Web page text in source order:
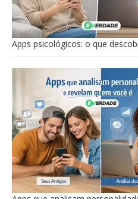
Apps psicológicos: o que